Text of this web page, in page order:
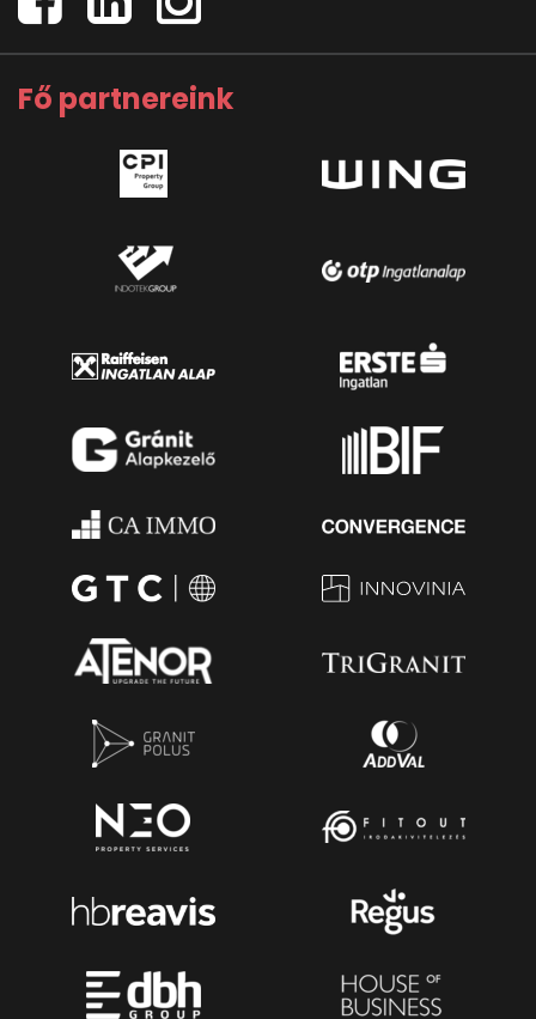
Fő partnereink